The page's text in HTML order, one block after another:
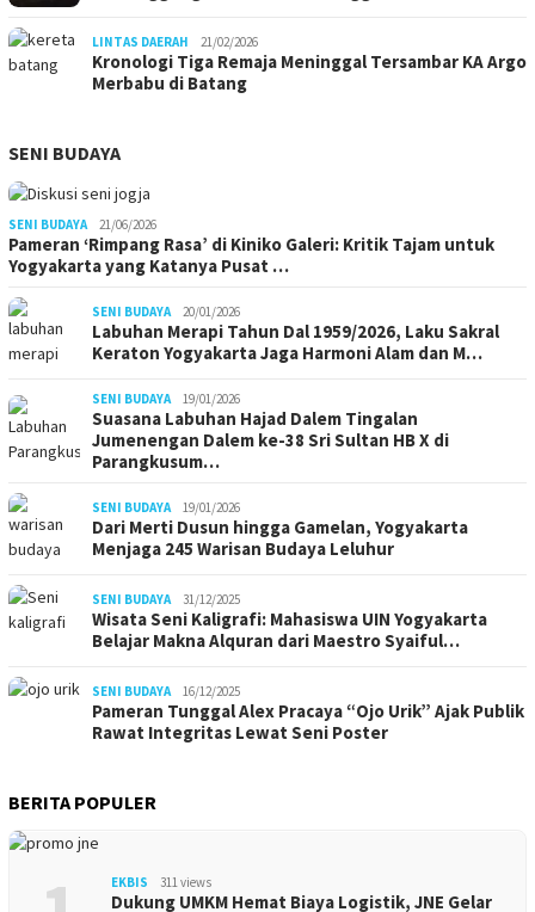
LINTAS DAERAH 21/02/2026
Kronologi Tiga Remaja Meninggal Tersambar KA Argo
Merbabu di Batang
SENI BUDAYA
SENI BUDAYA 21/06/2026
Pameran ‘Rimpang Rasa’ di Kiniko Galeri: Kritik Tajam untuk
Yogyakarta yang Katanya Pusat …
SENI BUDAYA 20/01/2026
Labuhan Merapi Tahun Dal 1959/2026, Laku Sakral
Keraton Yogyakarta Jaga Harmoni Alam dan M…
SENI BUDAYA 19/01/2026
Suasana Labuhan Hajad Dalem Tingalan
Jumenengan Dalem ke-38 Sri Sultan HB X di
Parangkusum…
SENI BUDAYA 19/01/2026
Dari Merti Dusun hingga Gamelan, Yogyakarta
Menjaga 245 Warisan Budaya Leluhur
SENI BUDAYA 31/12/2025
Wisata Seni Kaligrafi: Mahasiswa UIN Yogyakarta
Belajar Makna Alquran dari Maestro Syaiful…
SENI BUDAYA 16/12/2025
Pameran Tunggal Alex Pracaya “Ojo Urik” Ajak Publik
Rawat Integritas Lewat Seni Poster
BERITA POPULER
EKBIS 311 views
Dukung UMKM Hemat Biaya Logistik, JNE Gelar